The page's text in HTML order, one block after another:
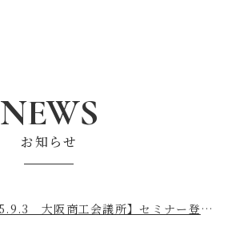
NEWS
お知らせ
【2025.9.3 大阪商工会議所】セミナー登壇のお知らせ